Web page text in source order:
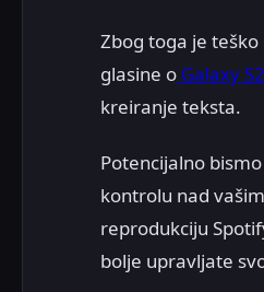
Zbog toga je
glasine o Galaxy
kreiranje teksta.
Potencijalno
kontrolu nad
reprodukciju
bolje upravljate